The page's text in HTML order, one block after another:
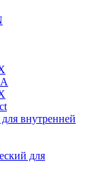
внутренней
для